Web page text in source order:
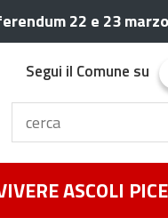
22 e 23
Segui il Comune su
ASCOLI